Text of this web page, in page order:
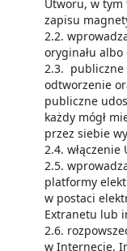
Utworu, w
zapisu
2.2.
oryginału
2.3. publiczne
odtworzenie
publiczne
każdy mógł
przez siebie
2.4.
2.5.
platformy
w postaci
Extranetu lub
2.6.
w Internecie,